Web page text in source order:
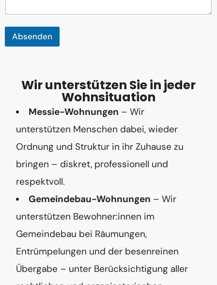
Absenden
Wir unterstützen Sie in jeder
Wohnsituation
Messie-Wohnungen – Wir
unterstützen Menschen dabei, wieder
Ordnung und Struktur in ihr Zuhause zu
bringen – diskret, professionell und
respektvoll.
Gemeindebau-Wohnungen – Wir
unterstützen Bewohner:innen im
Gemeindebau bei Räumungen,
Entrümpelungen und der besenreinen
Übergabe – unter Berücksichtigung aller